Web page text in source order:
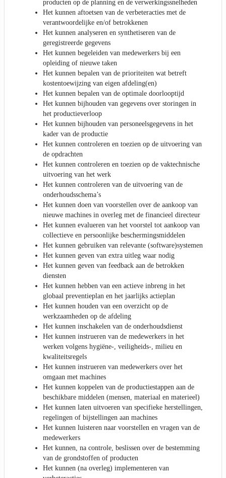
producten op de planning en de verwerkingssnelheden
Het kunnen aftoetsen van de verbeteracties met de
verantwoordelijke en/of betrokkenen
Het kunnen analyseren en synthetiseren van de
geregistreerde gegevens
Het kunnen begeleiden van medewerkers bij een
opleiding of nieuwe taken
Het kunnen bepalen van de prioriteiten wat betreft
kostentoewijzing van eigen afdeling(en)
Het kunnen bepalen van de optimale doorlooptijd
Het kunnen bijhouden van gegevens over storingen in
het productieverloop
Het kunnen bijhouden van personeelsgegevens in het
kader van de productie
Het kunnen controleren en toezien op de uitvoering van
de opdrachten
Het kunnen controleren en toezien op de vaktechnische
uitvoering van het werk
Het kunnen controleren van de uitvoering van de
onderhoudsschema’s
Het kunnen doen van voorstellen over de aankoop van
nieuwe machines in overleg met de financieel directeur
Het kunnen evalueren van het voorstel tot aankoop van
collectieve en persoonlijke beschermingsmiddelen
Het kunnen gebruiken van relevante (software)systemen
Het kunnen geven van extra uitleg waar nodig
Het kunnen geven van feedback aan de betrokken
diensten
Het kunnen hebben van een actieve inbreng in het
globaal preventieplan en het jaarlijks actieplan
Het kunnen houden van een overzicht op de
werkzaamheden op de afdeling
Het kunnen inschakelen van de onderhoudsdienst
Het kunnen instrueren van de medewerkers in het
werken volgens hygiëne-, veiligheids-, milieu en
kwaliteitsregels
Het kunnen instrueren van medewerkers over het
omgaan met machines
Het kunnen koppelen van de productiestappen aan de
beschikbare middelen (mensen, materiaal en materieel)
Het kunnen laten uitvoeren van specifieke herstellingen,
regelingen of bijstellingen aan machines
Het kunnen luisteren naar voorstellen en vragen van de
medewerkers
Het kunnen, na controle, beslissen over de bestemming
van de grondstoffen of producten
Het kunnen (na overleg) implementeren van